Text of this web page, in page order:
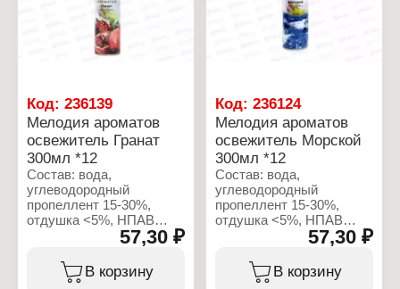
Форма выпуска:
Объем: 300 мл
Форма выпуска:
Объем: 300 мл
Код: 236139
Мелодия ароматов
освежитель Гранат
300мл *12
Состав: вода,
углеводородный
пропеллент 15-30%,
отдушка <5%, НПАВ
<5%, консерванты <5%,
пропиленгликоль <5%,
гексилциннамаль,
линалоол
57,30 ₽
В корзину
Код:236124
Мелодия ароматов
освежитель Морской
300мл *12
Состав: вода,
углеводородный
пропеллент 15-30%,
отдушка <5%, НПАВ
<5%, консерванты <5%,
пропиленгликоль <5%,
гексилциннамаль,
линалоол
57,30 ₽
В корзину